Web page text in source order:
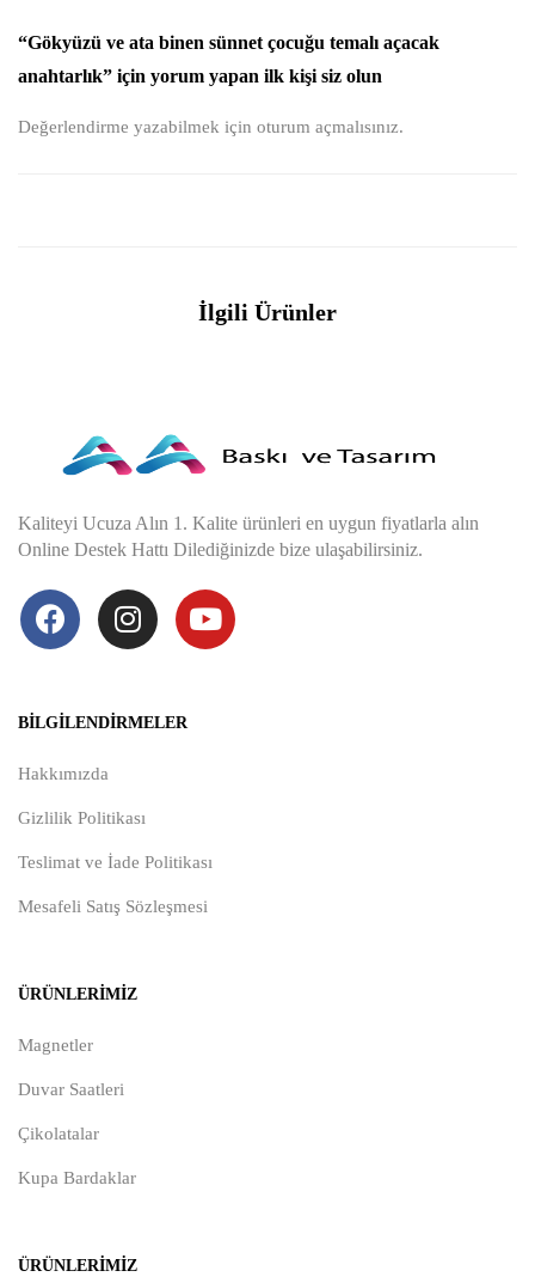
“Gökyüzü ve ata binen sünnet çocuğu temalı açacak
anahtarlık” için yorum yapan ilk kişi siz olun
Değerlendirme yazabilmek için oturum açmalısınız.
İlgili Ürünler
Kaliteyi Ucuza Alın 1. Kalite ürünleri en uygun fiyatlarla alın
Online Destek Hattı Dilediğinizde bize ulaşabilirsiniz.
BILGILENDIRMELER
Hakkımızda
Gizlilik Politikası
Teslimat ve İade Politikası
Mesafeli Satış Sözleşmesi
ÜRÜNLERIMIZ
Magnetler
Duvar Saatleri
Çikolatalar
Kupa Bardaklar
ÜRÜNLERIMIZ